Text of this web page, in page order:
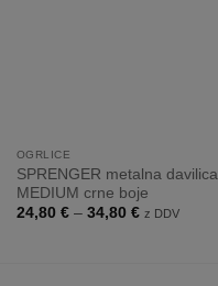
OGRLICE
SPRENGER metalna davilica
MEDIUM crne boje
24,80 € – 34,80 €Raspon
z DDV